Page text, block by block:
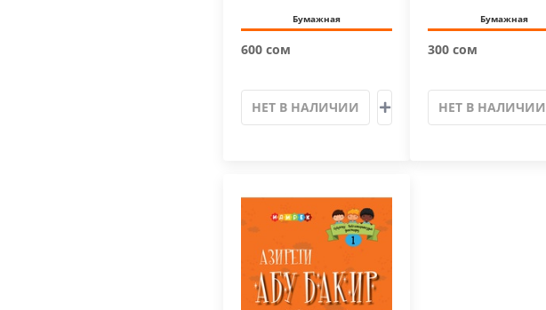
Бумажная
600 сом
НЕТ В НАЛИЧИИ
Бумажная
300 сом
НЕТ В НАЛИЧИИ